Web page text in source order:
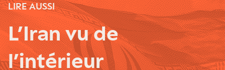
LIRE AUSSI
L’Iran vu de
l’intérieur